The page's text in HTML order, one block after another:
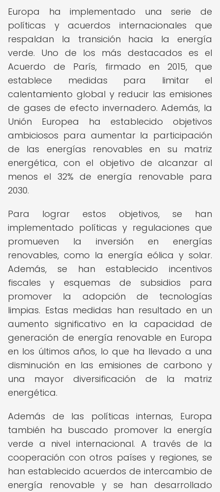
Europa ha implementado una serie de
políticas y acuerdos internacionales que
respaldan la transición hacia la energía
verde. Uno de los más destacados es el
Acuerdo de París, firmado en 2015, que
establece medidas para limitar el
calentamiento global y reducir las emisiones
de gases de efecto invernadero. Además, la
Unión Europea ha establecido objetivos
ambiciosos para aumentar la participación
de las energías renovables en su matriz
energética, con el objetivo de alcanzar al
menos el 32% de energía renovable para
2030.
Para lograr estos objetivos, se han
implementado políticas y regulaciones que
promueven la inversión en energías
renovables, como la energía eólica y solar.
Además, se han establecido incentivos
fiscales y esquemas de subsidios para
promover la adopción de tecnologías
limpias. Estas medidas han resultado en un
aumento significativo en la capacidad de
generación de energía renovable en Europa
en los últimos años, lo que ha llevado a una
disminución en las emisiones de carbono y
una mayor diversificación de la matriz
energética.
Además de las políticas internas, Europa
también ha buscado promover la energía
verde a nivel internacional. A través de la
cooperación con otros países y regiones, se
han establecido acuerdos de intercambio de
energía renovable y se han desarrollado